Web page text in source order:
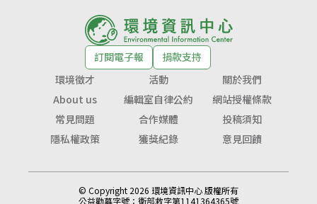
訂閱電子報
捐款支持
環境徵才
活動
關於我們
About us
編輯室自律公約
網站授權條款
常見問題
合作媒體
投稿須知
隱私權政策
獲獎紀錄 意見回饋
© Copyright 2026 環境資訊中心 版權所有
公益勸募字號： 衛部救字第1141364365號